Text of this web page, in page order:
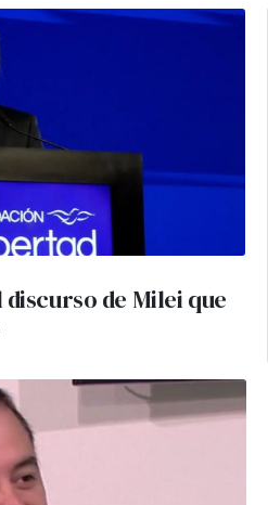
discurso de Milei que